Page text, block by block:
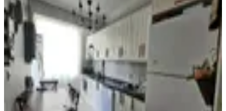
Onikişubat, Akif İnan Mahallesi
3+1 ·150 m²·1. Kat 05.08.2026
YENİ ROTA İNŞAAT EMLAKFaruk ATCI
Ara